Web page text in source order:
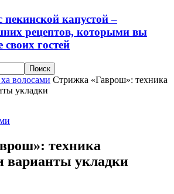
пекинской капустой –
рецептов, которыми вы
своих гостей
волосами Стрижка «Гаврош»: техника
укладки
техника
варианты укладки